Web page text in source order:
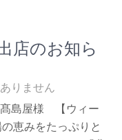
店のお知ら
りません
髙島屋様 【ウィー
恵みをたっぷりと